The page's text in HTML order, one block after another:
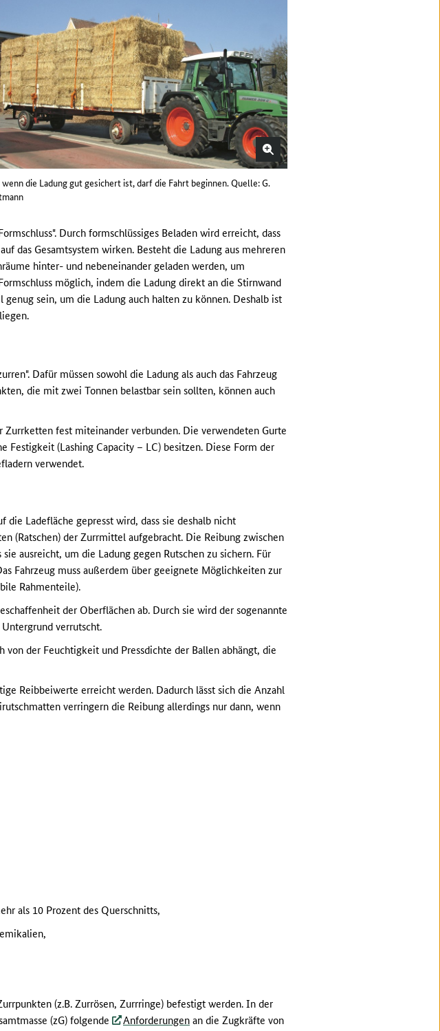
die Ladung gut gesichert ist, darf die Fahrt beginnen. Quelle: G.
Durch formschlüssiges Beladen wird erreicht, dass
das Gesamtsystem wirken. Besteht die Ladung aus mehreren
hinter- und nebeneinander geladen werden, um
möglich, indem die Ladung direkt an die Stirnwand
sein, um die Ladung auch halten zu können. Deshalb ist
Dafür müssen sowohl die Ladung als auch das Fahrzeug
die mit zwei Tonnen belastbar sein sollten, können auch
Zurrketten fest miteinander verbunden. Die verwendeten Gurte
(Lashing Capacity – LC) besitzen. Diese Form der
verwendet.
die Ladefläche gepresst wird, dass sie deshalb nicht
(Ratschen) der Zurrmittel aufgebracht. Die Reibung zwischen
ausreicht, um die Ladung gegen Rutschen zu sichern. Für
Fahrzeug muss außerdem über geeignete Möglichkeiten zur
Rahmenteile).
der Oberflächen ab. Durch sie wird der sogenannte
verrutscht.
der Feuchtigkeit und Pressdichte der Ballen abhängt, die
Reibbeiwerte erreicht werden. Dadurch lässt sich die Anzahl
verringern die Reibung allerdings nur dann, wenn
als 10 Prozent des Querschnitts,
(z.B. Zurrösen, Zurrringe) befestigt werden. In der
(zG) folgende
Anforderungenan die Zugkräfte von